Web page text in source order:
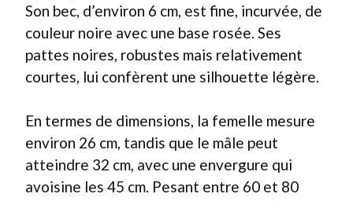
Son bec, d’environ 6 cm, est fine, incurvée, de
couleur noire avec une base rosée. Ses
pattes noires, robustes mais relativement
courtes, lui confèrent une silhouette légère.
En termes de dimensions, la femelle mesure
environ 26 cm, tandis que le mâle peut
atteindre 32 cm, avec une envergure qui
avoisine les 45 cm. Pesant entre 60 et 80